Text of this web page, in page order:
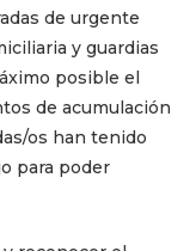
de urgente
y guardias
posible el
de acumulación
os han tenido
para poder